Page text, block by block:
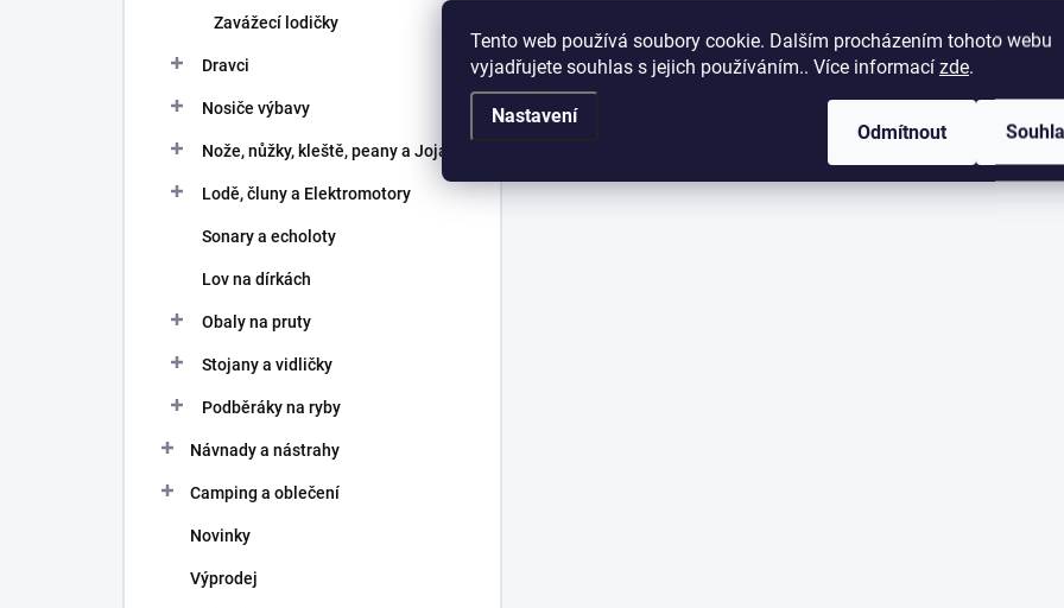
Tento web používá soubory cookie. Dalším procházením tohoto webu
vyjadřujete souhlas s jejich používáním.. Více informací zde.
Nastavení
Odmítnout
Zavážecí lodičky
Dravci
Nosiče výbavy
Nože, nůžky, kleště, peany a Joja
Lodě, čluny a Elektromotory
Sonary a echoloty
Lov na dírkách
Obaly na pruty
Stojany a vidličky
Podběráky na ryby
Návnady a nástrahy
Camping a oblečení
Novinky
Výprodej